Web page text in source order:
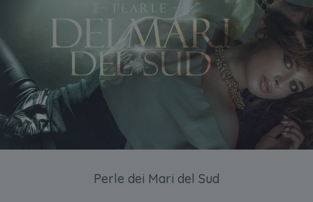
Perle dei Mari del Sud